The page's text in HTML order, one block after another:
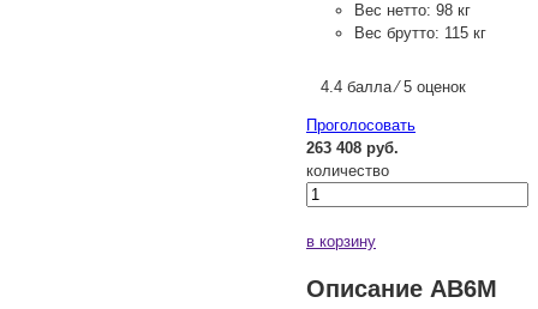
Вес нетто: 98 кг
Вес брутто: 115 кг
4.4 балла ⁄ 5 оценок
Проголосовать
263 408 руб.
количество
в корзину
Описание AB6M